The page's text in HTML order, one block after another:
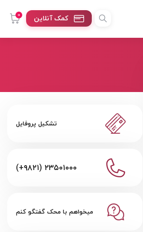
0 کمک آنلاین
تشکیل پروفایل
(+۹۸۲۱) ۲۳۵۰۱۰۰۰
میخواهم با محک گفتگو کنم